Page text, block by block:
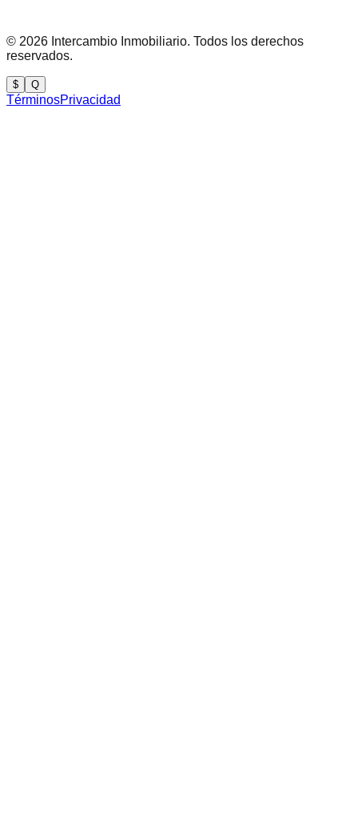
© 2026 Intercambio Inmobiliario. Todos los derechos
reservados.
$ Q
TérminosPrivacidad